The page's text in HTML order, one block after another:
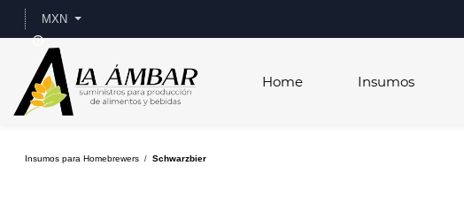
Skip to
main
MXN
Home Insumos
Insumos para Homebrewers / Schwarzbier